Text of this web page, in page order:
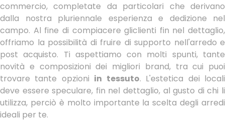
commercio, completate da particolari che derivano
dalla nostra pluriennale esperienza e dedizione nel
campo. Al fine di compiacere gliclienti fin nel dettaglio,
offriamo la possibilità di fruire di supporto nell'arredo e
post acquisto. Ti aspettiamo con molti spunti, tante
novità e composizioni dei migliori brand, tra cui puoi
trovare tante opzioni in tessuto. L'estetica dei locali
deve essere speculare, fin nel dettaglio, al gusto di chi li
utilizza, perciò è molto importante la scelta degli arredi
ideali per te.